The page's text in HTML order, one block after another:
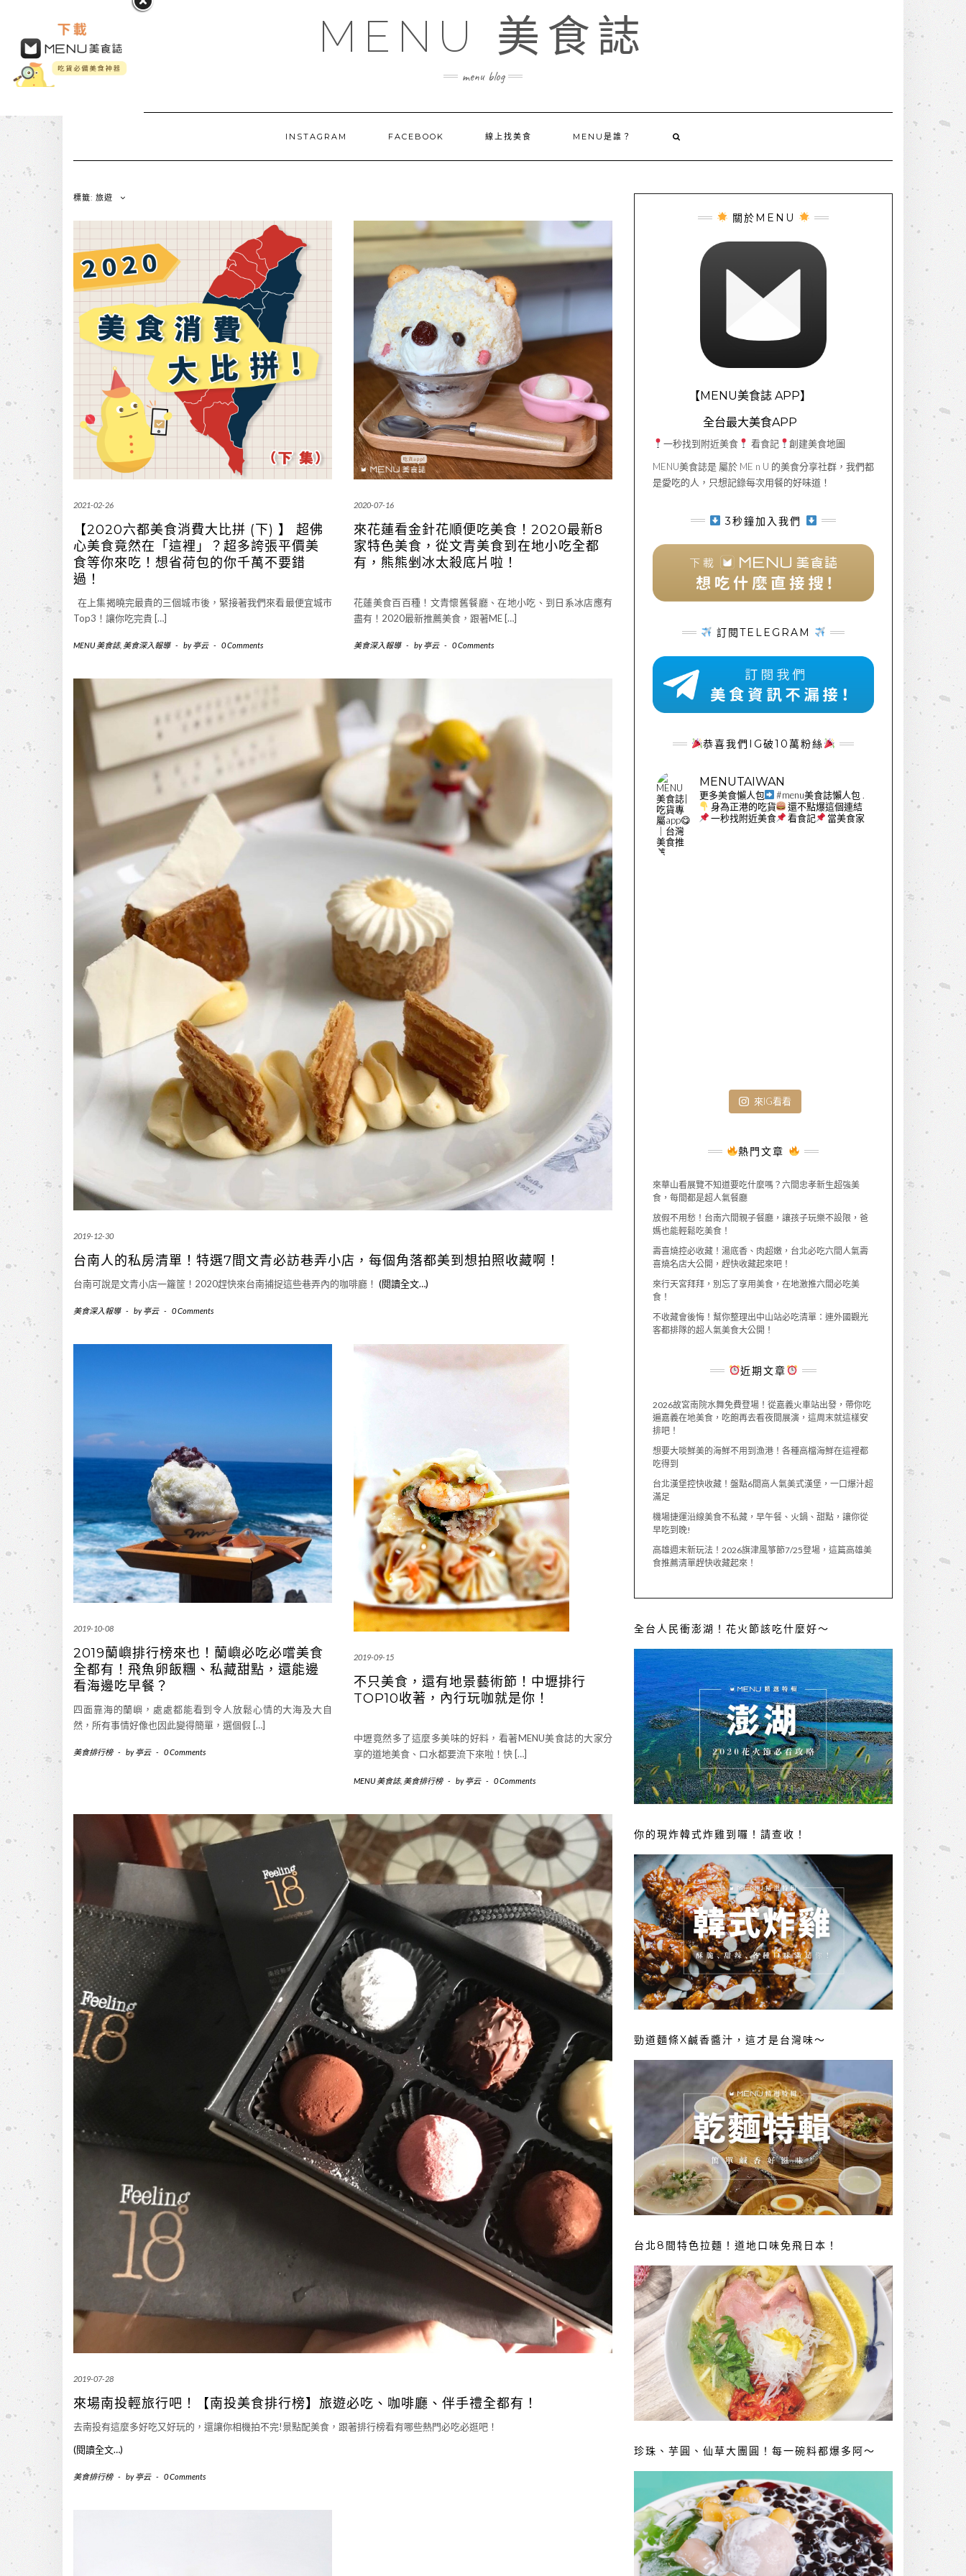
MENU 美食誌
menu blog
INSTAGRAM FACEBOOK 線上找美食 MENU是誰？
標籤: 旅遊
2021-02-26
【2020六都美食消費大比拼 (下) 】 超佛
心美食竟然在「這裡」？超多誇張平價美
食等你來吃！想省荷包的你千萬不要錯
過！
在上集揭曉完最貴的三個城市後，緊接著我們來看最便宜城市
Top3！讓你吃完貴 […]
MENU 美食誌, 美食深入報導 - by亭云 - 0 Comments
2020-07-16
來花蓮看金針花順便吃美食！2020最新8
家特色美食，從文青美食到在地小吃全都
有，熊熊剉冰太殺底片啦！
花蓮美食百百種！文青懷舊餐廳、在地小吃、到日系冰店應有
盡有！2020最新推薦美食，跟著ME […]
美食深入報導 - by亭云 - 0 Comments
2019-12-30
台南人的私房清單！特選7間文青必訪巷弄小店，每個角落都美到想拍照收藏啊！
台南可說是文青小店一籮筐！ 2020趕快來台南捕捉這些巷弄內的咖啡廳！ (閱讀全文…)
美食深入報導 - by亭云 - 0 Comments
2019-10-08
2019蘭嶼排行榜來也！蘭嶼必吃必嚐美食
全都有！飛魚卵飯糰、私藏甜點，還能邊
看海邊吃早餐？
四面靠海的蘭嶼，處處都能看到令人放鬆心情的大海及大自
然，所有事情好像也因此變得簡單，選個假 […]
美食排行榜 - by亭云 - 0 Comments
2019-09-15
不只美食，還有地景藝術節！中壢排行
TOP10收著，內行玩咖就是你！
中壢竟然多了這麼多美味的好料，看著MENU美食誌的大家分
享的道地美食、口水都要流下來啦！快 […]
MENU 美食誌, 美食排行榜 - by亭云 - 0 Comments
2019-07-28
來場南投輕旅行吧！【南投美食排行榜】旅遊必吃、咖啡廳、伴手禮全都有！
去南投有這麼多好吃又好玩的，還讓你相機拍不完!景點配美食，跟著排行榜看有哪些熱門必吃必逛吧！
(閱讀全文…)
美食排行榜 - by亭云 - 0 Comments
關於MENU
【MENU美食誌 APP】
全台最大美食APP
一秒找到附近美食 看食記
創建美食地圖
MENU美食誌是 屬於 ME n U 的美食分享社群，我們都
是愛吃的人，只想記錄每次用餐的好味道！
3秒鐘加入我們
訂閱TELEGRAM
恭喜我們IG破10萬粉絲
MENUTAIWAN
更多美食懶人包 #menu美食誌懶人包 .
身為正港的吃貨
還不點爆這個連結
一秒找附近美食
看食記 當美食家
來IG看看
熱門文章
來華山看展覽不知道要吃什麼嗎？六間忠孝新生超強美
食，每間都是超人氣餐廳
放假不用愁！台南六間親子餐廳，讓孩子玩樂不設限，爸
媽也能輕鬆吃美食！
壽喜燒控必收藏！湯底香、肉超嫩，台北必吃六間人氣壽
喜燒名店大公開，趕快收藏起來吧！
來行天宮拜拜，別忘了享用美食，在地激推六間必吃美
食！
不收藏會後悔！幫你整理出中山站必吃清單：連外國觀光
客都排隊的超人氣美食大公開！
近期文章
2026故宮南院水舞免費登場！從嘉義火車站出發，帶你吃
遍嘉義在地美食，吃飽再去看夜間展演，這周末就這樣安
排吧！
想要大啖鮮美的海鮮不用到漁港！各種高檔海鮮在這裡都
吃得到
台北漢堡控快收藏！盤點6間高人氣美式漢堡，一口爆汁超
滿足
機場捷運沿線美食不私藏，早午餐、火鍋、甜點，讓你從
早吃到晚!
高雄週末新玩法！2026旗津風箏節7/25登場，這篇高雄美
食推薦清單趕快收藏起來！
全台人民衝澎湖！花火節該吃什麼好～
你的現炸韓式炸雞到囉！請查收！
勁道麵條X鹹香醬汁，這才是台灣味～
台北8間特色拉麵！道地口味免飛日本！
珍珠、芋圓、仙草大團圓！每一碗料都爆多阿～